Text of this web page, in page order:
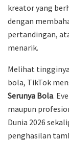
kreator yang
dengan
pertandingan,
menarik.
Melihat
bola, TikTok
Serunya Bola.
maupun
Dunia 2026
penghasilan